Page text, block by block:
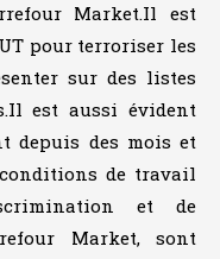
Market.Il est
pour terroriser les
sur des listes
est aussi évident
depuis des mois et
conditions de travail
et de
Market, sont